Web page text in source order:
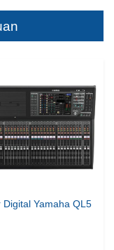
Digital Yamaha QL5